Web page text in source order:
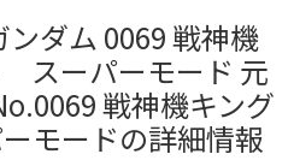
ダム 0069 戦神機
スーパーモード 元
戦神機キング
モードの詳細情報